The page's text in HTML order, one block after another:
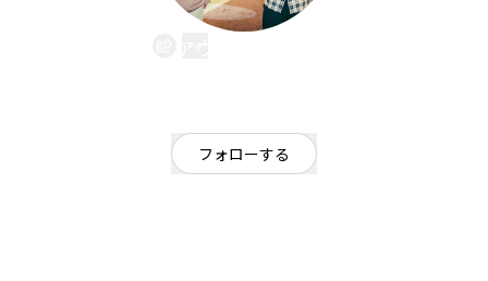
フォローする